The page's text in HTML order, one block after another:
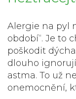
Alergie na pyl
období“. Je to
poškodit
dlouho
astma. To už
onemocnění,